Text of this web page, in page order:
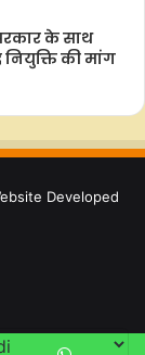
के साथ
की मांग
Developed